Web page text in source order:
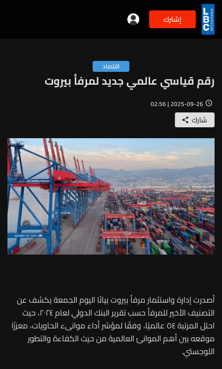
إشترك
اقتصاد
رقم قياسي عالمي جديد لمرفأ بيروت
2025-09-26 | 02:56
شارك
أصدرت إدارة واستثمار مرفأ بيروت بيانًا اليوم الجمعة يكشف عن
التصنيف الأخير للمرفأ حسب تقرير البنك الدولي لعام ٢٠٢٤، حيث
احتل المرتبة ٥٤ عالميًا، وفقًا لمؤشر أداء موانىء الحاويات، معززًا
موقعه بين أهم الموانئ العالمية من حيث الكفاءة والتطور
اللوجستي.